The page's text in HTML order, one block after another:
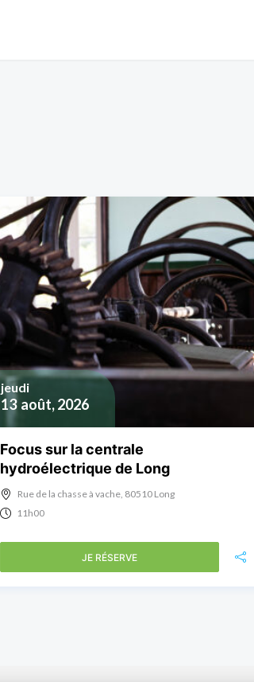
13 août, 2026
jeudi
Focus sur la centrale
hydroélectrique de Long
Rue de la chasse à vache, 80510 Long
11h00
JE RÉSERVE